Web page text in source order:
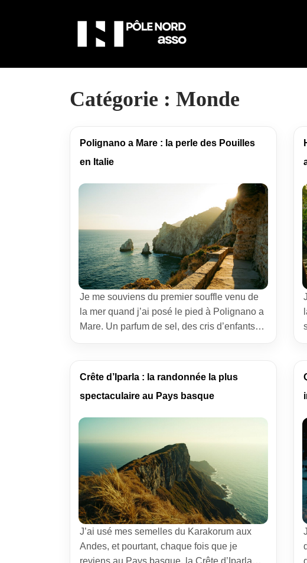
Catégorie : Monde
Polignano a Mare : la perle des Pouilles
en Italie
Je me souviens du premier souffle venu de
la mer quand j’ai posé le pied à Polignano a
Mare. Un parfum de sel, des cris d’enfants
falaises comme des goélands à la proue
d’un navire. J’ai vu bien des rivages,
pourtant […]
Crête d’Iparla : la randonnée la plus
spectaculaire au Pays basque
J’ai usé mes semelles du Karakorum aux
Andes, et pourtant, chaque fois que je
reviens au Pays basque, la Crête d’Iparla